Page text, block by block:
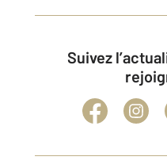
Suivez l’actualité immobilière et